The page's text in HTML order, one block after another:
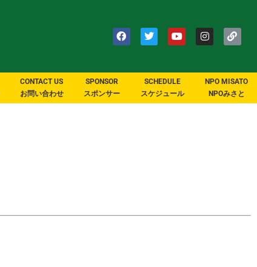
CONTACT US
お問い合わせ
SPONSOR
スポンサー
SCHEDULE
スケジュール
NPO MISATO
NPOみさと